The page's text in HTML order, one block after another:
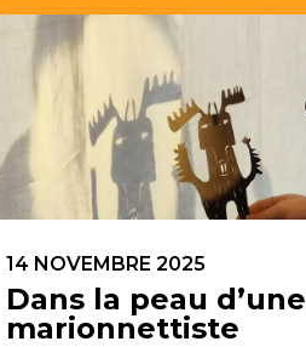
14 NOVEMBRE 2025
Dans la peau d’une
marionnettiste